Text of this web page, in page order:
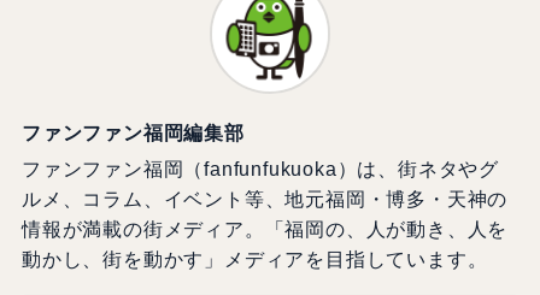
ファンファン福岡編集部
ファンファン福岡（fanfunfukuoka）は、街ネタやグ
ルメ、コラム、イベント等、地元福岡・博多・天神の
情報が満載の街メディア。「福岡の、人が動き、人を
動かし、街を動かす」メディアを目指しています。